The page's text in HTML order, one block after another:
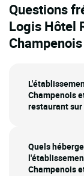
Questions
Logis Hôtel
Champenois
restaurant sur
Quels
Champenois